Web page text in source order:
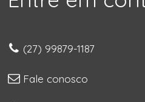
(27) 99879-1187
Fale conosco